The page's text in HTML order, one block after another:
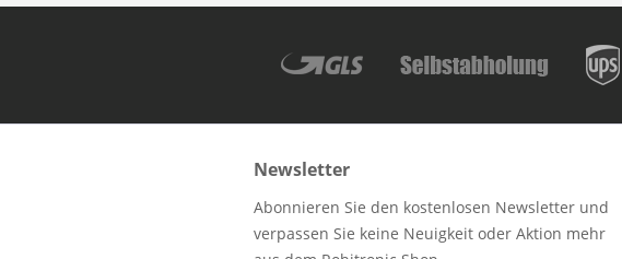
Newsletter
Abonnieren Sie den kostenlosen Newsletter und
verpassen Sie keine Neuigkeit oder Aktion mehr